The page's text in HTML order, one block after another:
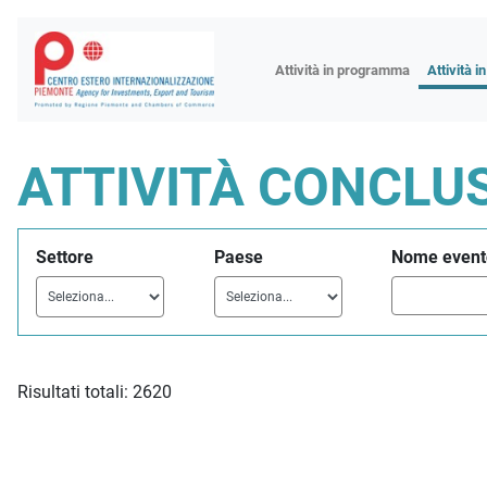
Attività in programma Attività
Fiere
Focus
Progetto
ATTIVITÀ
Settore Paese Nome
Risultati totali: 2620